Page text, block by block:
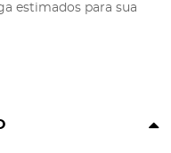
estimados para sua